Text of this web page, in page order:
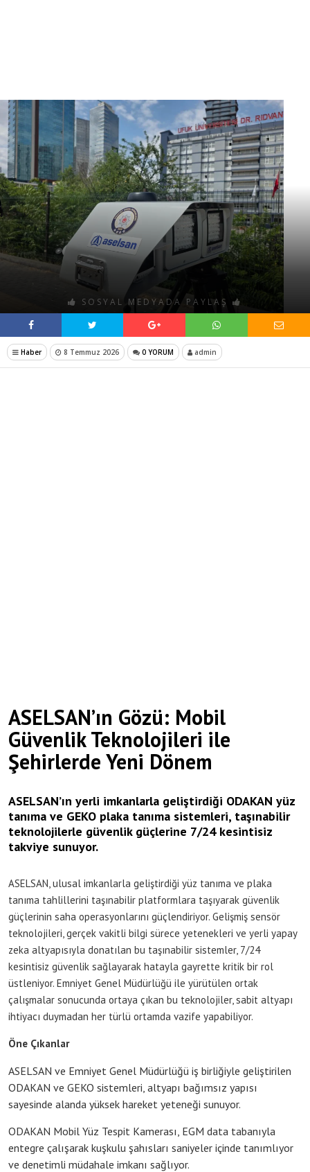
SOSYAL MEDYADA PAYLAŞ
Haber 8 Temmuz 2026 0 YORUM admin
ASELSAN’ın Gözü: Mobil
Güvenlik Teknolojileri ile
Şehirlerde Yeni Dönem
ASELSAN’ın yerli imkanlarla geliştirdiği ODAKAN yüz
tanıma ve GEKO plaka tanıma sistemleri, taşınabilir
teknolojilerle güvenlik güçlerine 7/24 kesintisiz
takviye sunuyor.
ASELSAN, ulusal imkanlarla geliştirdiği yüz tanıma ve plaka
tanıma tahlillerini taşınabilir platformlara taşıyarak güvenlik
güçlerinin saha operasyonlarını güçlendiriyor. Gelişmiş sensör
teknolojileri, gerçek vakitli bilgi sürece yetenekleri ve yerli yapay
zeka altyapısıyla donatılan bu taşınabilir sistemler, 7/24
kesintisiz güvenlik sağlayarak hatayla gayrette kritik bir rol
üstleniyor. Emniyet Genel Müdürlüğü ile yürütülen ortak
çalışmalar sonucunda ortaya çıkan bu teknolojiler, sabit altyapı
ihtiyacı duymadan her türlü ortamda vazife yapabiliyor.
Öne Çıkanlar
ASELSAN ve Emniyet Genel Müdürlüğü iş birliğiyle geliştirilen
ODAKAN ve GEKO sistemleri, altyapı bağımsız yapısı
sayesinde alanda yüksek hareket yeteneği sunuyor.
ODAKAN Mobil Yüz Tespit Kamerası, EGM data tabanıyla
entegre çalışarak kuşkulu şahısları saniyeler içinde tanımlıyor
ve denetimli müdahale imkanı sağlıyor.